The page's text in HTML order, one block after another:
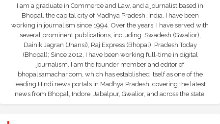
I am a graduate in Commerce and Law, and a journalist based in
Bhopal, the capital city of Madhya Pradesh, India. I have been
working in journalism since 1994. Over the years, I have served with
several prominent publications, including: Swadesh (Gwalior),
Dainik Jagran (Jhansi), Raj Express (Bhopal), Pradesh Today
(Bhopal); Since 2012, I have been working full-time in digital
journalism. I am the founder member and editor of
bhopalsamachar.com, which has established itself as one of the
leading Hindi news portals in Madhya Pradesh, covering the latest
news from Bhopal, Indore, Jabalpur, Gwalior, and across the state.